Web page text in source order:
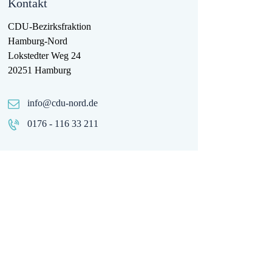
Kontakt
CDU-Bezirksfraktion
Hamburg-Nord
Lokstedter Weg 24
20251 Hamburg
info@cdu-nord.de
0176 - 116 33 211